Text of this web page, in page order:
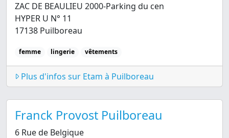
ZAC DE BEAULIEU 2000-Parking du cen
HYPER U N° 11
17138 Puilboreau
femme lingerie vêtements
Plus d'infos sur Etam à Puilboreau
Franck Provost Puilboreau
6 Rue de Belgique